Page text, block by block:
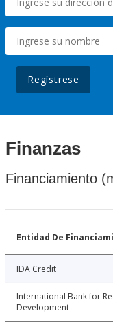
Regístrese
Finanzas
Financiamiento
Entidad De
IDA Credit
International Bank for
Development